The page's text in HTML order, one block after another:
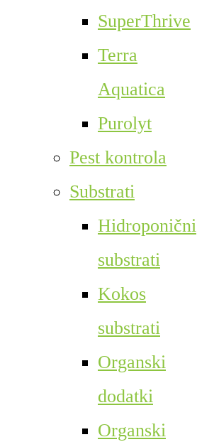
SuperThrive
Terra
Aquatica
Purolyt
Pest kontrola
Substrati
Hidroponični
substrati
Kokos
substrati
Organski
dodatki
Organski